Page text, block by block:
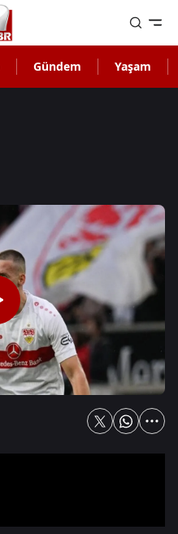
Gündem Yaşam